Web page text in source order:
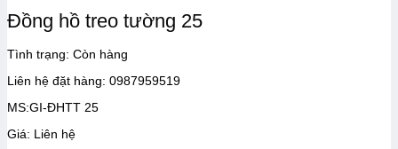
Đồng hồ treo tường 25
Tình trạng: Còn hàng
Liên hệ đặt hàng: 0987959519
MS:GI-ĐHTT 25
Giá: Liên hệ